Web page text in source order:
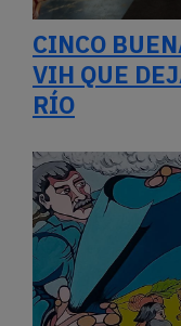
CINCO
VIH QUE
RÍO